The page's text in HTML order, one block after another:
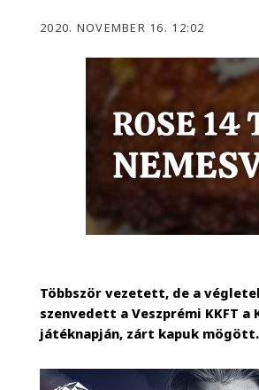
2020. NOVEMBER 16. 12:02
Többször vezetett, de a
szenvedett a Veszprémi KKFT
játéknapján, zárt kapuk mögött.